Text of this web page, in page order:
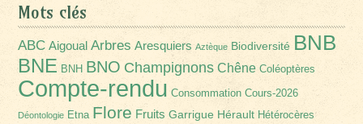
Mots clés
ABC Aigoual Arbres Aresquiers Aztèque Biodiversité BNB
BNE BNH BNO Champignons Chêne Coléoptères
Compte-rendu Consommation Cours-2026
Déontologie Etna Flore Fruits Garrigue Hérault Hétérocères